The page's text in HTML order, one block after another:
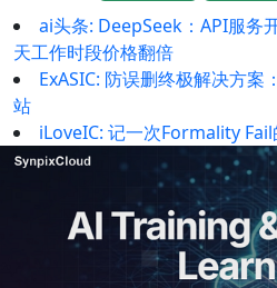
ai头条: DeepSeek：API服务
天工作时段价格翻倍
ExASIC: 防误删终极解决方
站
iLoveIC: 记一次Formality